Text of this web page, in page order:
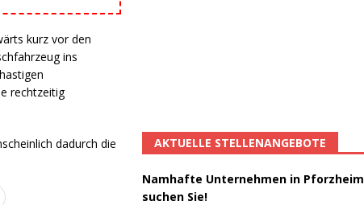
kurz vor den
ins
rechtzeitig
dadurch die
AKTUELLE STELLENANGEBOTE
Namhafte Unternehmen in Pforzheim
suchen Sie!